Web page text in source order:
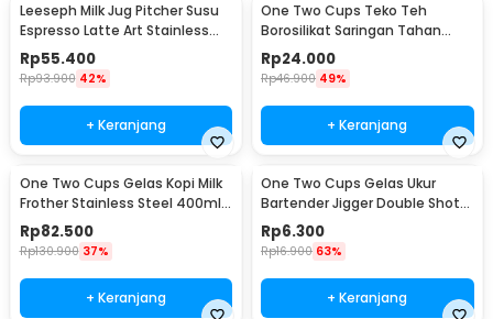
Leeseph Milk Jug Pitcher Susu
Espresso Latte Art Stainless
Steel 600ml - L-2016
Rp55.400
Rp93.900 42%
+ Keranjang
One Two Cups Teko Teh
Borosilikat Saringan Tahan
Panas Teapot 500ml - TP-757
Rp24.000
Rp46.900 49%
+ Keranjang
One Two Cups Gelas Kopi Milk
Frother Stainless Steel 400ml -
WZ0011
Rp82.500
Rp130.900 37%
+ Keranjang
One Two Cups Gelas Ukur
Bartender Jigger Double Shot
15ml and 30ml - LE2
Rp6.300
Rp16.900 63%
+ Keranjang